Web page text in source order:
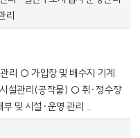
리
리 ○ 가압장 및 배수지 기계
설관리(공작물) ○ 취·정수장
및 시설·운영 관리 ...